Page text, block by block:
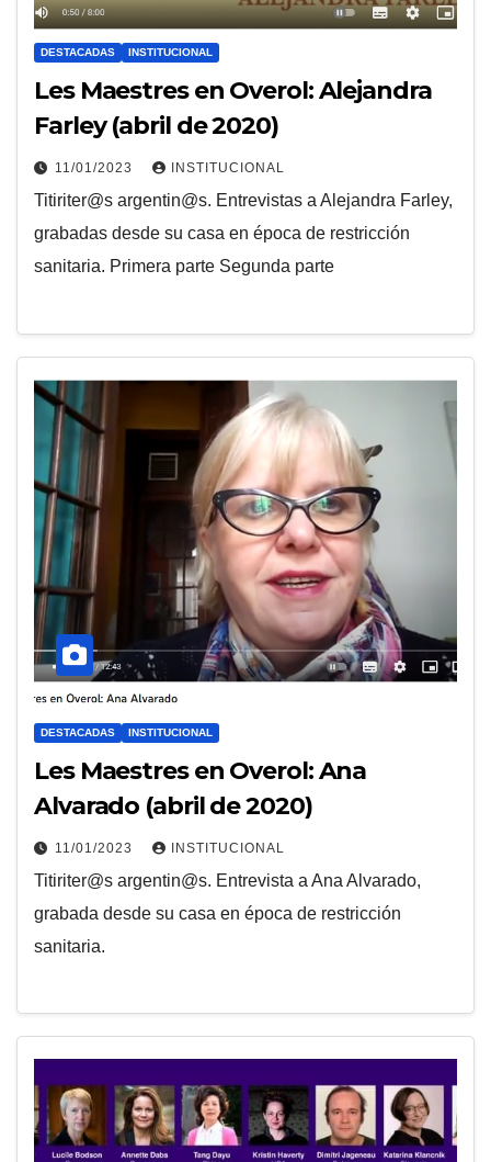
DESTACADAS INSTITUCIONAL
Les Maestres en Overol: Alejandra
Farley (abril de 2020)
11/01/2023 INSTITUCIONAL
Titiriter@s argentin@s. Entrevistas a Alejandra Farley,
grabadas desde su casa en época de restricción
sanitaria. Primera parte Segunda parte
DESTACADAS INSTITUCIONAL
Les Maestres en Overol: Ana
Alvarado (abril de 2020)
11/01/2023 INSTITUCIONAL
Titiriter@s argentin@s. Entrevista a Ana Alvarado,
grabada desde su casa en época de restricción
sanitaria.